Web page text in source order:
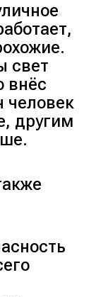
свет
внёс
человек
другим